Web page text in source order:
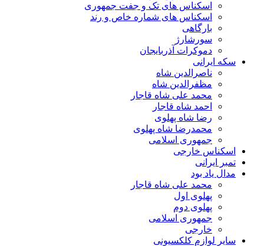
اسکناس های تک و جفت جمهوری
اسکناس های شماره خاص و رند
بارگاهی
سورشارژ
دموکرات آذربایجان
سکه ایرانی
ناصرالدین شاه
مظفرالدین شاه
محمد علی شاه قاجار
احمد شاه قاجار
رضا شاه پهلوی
محمدرضا شاه پهلوی
جمهوری اسلامی
اسکناس خارجی
تمبر ایرانی
مدال یاد بود
محمد علی شاه قاجار
پهلوی اول
پهلوی دوم
جمهوری اسلامی
خارجی
سایر لوازم کلکسیونی